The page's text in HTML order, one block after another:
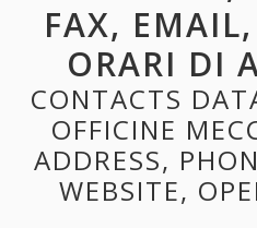
FAX,
ORARI DI
CONTACTS
OFFICINE
ADDRESS,
WEBSITE,